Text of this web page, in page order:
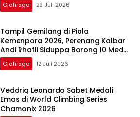
Olahraga 29 Juli 2026
Tampil Gemilang di Piala
Kemenpora 2026, Perenang Kalbar
Andi Rhafli Siduppa Borong 10 Medali
dan Raih Gelar Perenang Terbaik
Olahraga 12 Juli 2026
Veddriq Leonardo Sabet Medali
Emas di World Climbing Series
Chamonix 2026